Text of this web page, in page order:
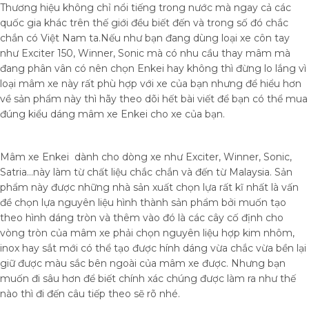
Thương hiệu không chỉ nổi tiếng trong nước mà ngay cả các
quốc gia khác trên thế giới đều biết đến và trong số đó chắc
chắn có Việt Nam ta.Nếu như bạn đang dùng loại xe côn tay
như Exciter 150, Winner, Sonic mà có nhu cầu thay mâm mà
đang phân vân có nên chọn Enkei hay không thì đừng lo lắng vì
loại mâm xe này rất phù hợp với xe của bạn nhưng để hiểu hơn
về sản phẩm này thì hãy theo dõi hết bài viết để bạn có thể mua
đúng kiểu dáng mâm xe Enkei cho xe của bạn.
Mâm xe Enkei dành cho dòng xe như Exciter, Winner, Sonic,
Satria…này làm từ chất liệu chắc chắn và đến từ Malaysia. Sản
phẩm này được những nhà sản xuất chọn lựa rất kĩ nhất là vấn
đề chọn lựa nguyên liệu hình thành sản phẩm bởi muốn tạo
theo hình dáng tròn và thêm vào đó là các cây cố định cho
vòng tròn của mâm xe phải chọn nguyên liệu hợp kim nhôm,
inox hay sắt mới có thể tạo được hính dáng vừa chắc vừa bền lại
giữ được màu sắc bên ngoài của mâm xe được. Nhưng bạn
muốn đi sâu hơn để biết chính xác chúng được làm ra như thế
nào thì đi đến câu tiếp theo sẽ rõ nhé.